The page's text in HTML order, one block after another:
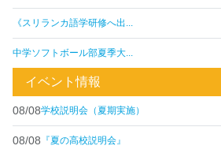
《スリランカ語学研修へ出...
中学ソフトボール部夏季大...
イベント情報
08/08学校説明会（夏期実施）
08/08 『夏の高校説明会』